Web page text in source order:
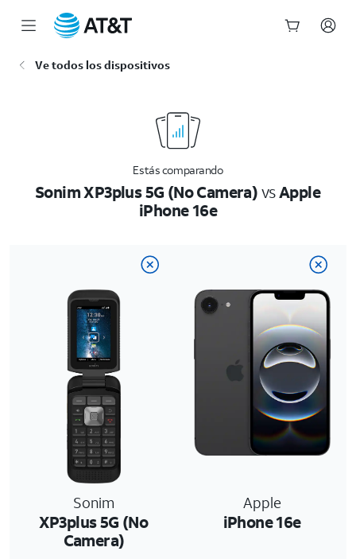
Ve todos los dispositivos
Estás comparando
Sonim XP3plus 5G (No Camera)vsApple
iPhone 16e
Sonim
XP3plus 5G (No
Camera)
Apple
iPhone 16e